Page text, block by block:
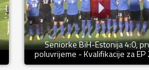
Seniorke BiH-Estonija 4:0,
poluvrijeme - Kvalifikacije za EP